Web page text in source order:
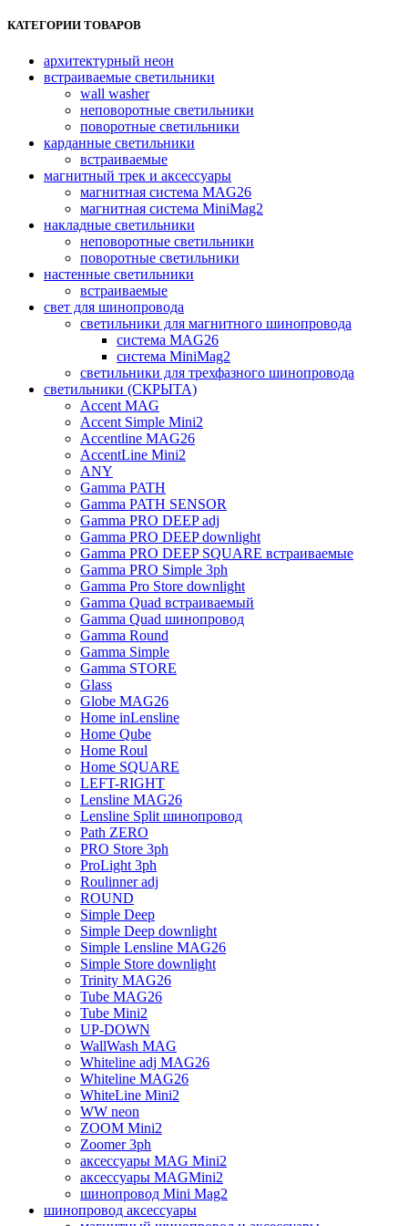
Опции
можно
на
странице
товара.
КАТЕГОРИИ ТОВАРОВ
архитектурный неон
встраиваемые светильники
wall washer
неповоротные светильники
поворотные светильники
карданные светильники
встраиваемые
магнитный трек и аксессуары
магнитная система MAG26
магнитная система MiniMag2
накладные светильники
неповоротные светильники
поворотные светильники
настенные светильники
встраиваемые
свет для шинопровода
светильники для магнитного шинопровода
система MAG26
система MiniMag2
светильники для трехфазного шинопровода
светильники (СКРЫТА)
Accent MAG
Accent Simple Mini2
Accentline MAG26
AccentLine Mini2
ANY
Gamma PATH
Gamma PATH SENSOR
Gamma PRO DEEP adj
Gamma PRO DEEP downlight
Gamma PRO DEEP SQUARE встраиваемые
Gamma PRO Simple 3ph
Gamma Pro Store downlight
Gamma Quad встраиваемый
Gamma Quad шинопровод
Gamma Round
Gamma Simple
Gamma STORE
Glass
Globe MAG26
Home inLensline
Home Qube
Home Roul
Home SQUARE
LEFT-RIGHT
Lensline MAG26
Lensline Split шинопровод
Path ZERO
PRO Store 3ph
ProLight 3ph
Roulinner adj
ROUND
Simple Deep
Simple Deep downlight
Simple Lensline MAG26
Simple Store downlight
Trinity MAG26
Tube MAG26
Tube Mini2
UP-DOWN
WallWash MAG
Whiteline adj MAG26
Whiteline MAG26
WhiteLine Mini2
WW neon
ZOOM Mini2
Zoomer 3ph
аксессуары MAG Mini2
аксессуары MAGMini2
шинопровод Mini Mag2
шинопровод аксессуары